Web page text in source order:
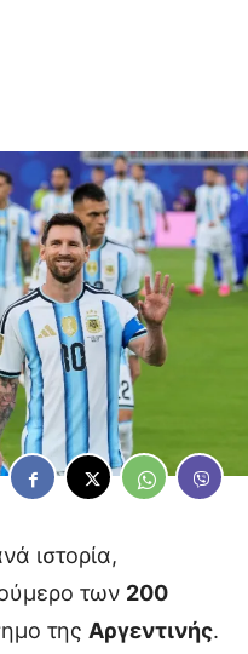
ιστορία,
των 200
της Αργεντινής.